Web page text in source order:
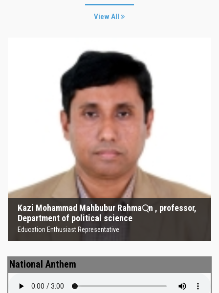
View All
Kazi Mohammad Mahbubur Rahma্‌n , professor,
Department of political science
Education Enthusiast Representative
Kazi Mohammad Mahbubur
Rahma্‌n , professor, Department
of political science
Education Enthusiast Representative
National Anthem